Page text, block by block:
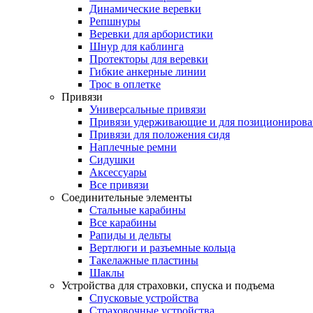
Динамические веревки
Репшнуры
Веревки для арбористики
Шнур для каблинга
Протекторы для веревки
Гибкие анкерные линии
Трос в оплетке
Привязи
Универсальные привязи
Привязи удерживающие и для
Привязи для положения сидя
Наплечные ремни
Сидушки
Аксессуары
Все привязи
Соединительные элементы
Стальные карабины
Все карабины
Рапиды и дельты
Вертлюги и разъемные кольца
Такелажные пластины
Шаклы
Устройства для страховки, спуска и подъема
Спусковые устройства
Страховочные устройства